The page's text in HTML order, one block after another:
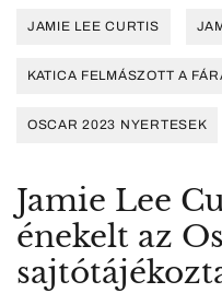
JAMIE LEE CURTIS
KATICA FELMÁSZOTT A
OSCAR 2023 NYERTESEK
Jamie Lee
énekelt az